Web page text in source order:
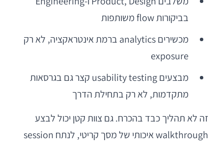
בביקורות flow משותפות
מכשירים analytics ברמת אינטראקציה, לא רק
exposure
מבצעים usability testing קצר גם בגרסאות
מתקדמות, לא רק בתחילת הדרך
זה לא תהליך כבד בהכרח. גם צוות קטן יכול לבצע
walkthrough איכותי של מסך קריטי, לנתח session